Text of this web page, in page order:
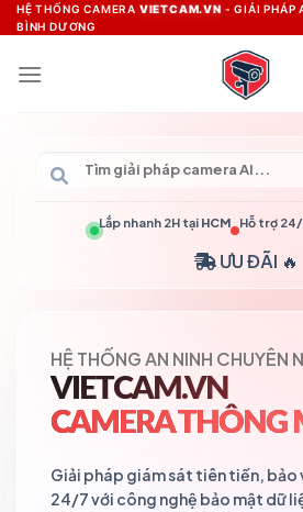
Skip
to
content
HỆ THỐNG CAMERA VIETCAM.VN - GIẢI PHÁP
BÌNH DƯƠNG
Lắp nhanh 2H tại HCM Hỗ trợ
ƯU ĐÃI 🔥
HỆ THỐNG AN NINH CHUYÊN
VIETCAM.VN
CAMERA THÔNG
Giải pháp giám sát tiên tiến, bảo
24/7 với công nghệ bảo mật dữ